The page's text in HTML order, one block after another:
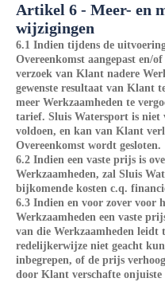
Artikel 6 - Meer- en
wijzigingen
6.1 Indien tijdens de
Overeenkomst aangepast en/
verzoek van Klant nadere
gewenste resultaat van Klant
meer Werkzaamheden te
tarief. Sluis Watersport is
voldoen, en kan van Klant
Overeenkomst wordt gesloten.
6.2 Indien een vaste prijs is
Werkzaamheden, zal Sluis
bijkomende kosten c.q.
6.3 Indien en voor zover voor
Werkzaamheden een vaste
van die Werkzaamheden leidt
redelijkerwijze niet geacht
inbegrepen, of de prijs
door Klant verschafte onjuiste